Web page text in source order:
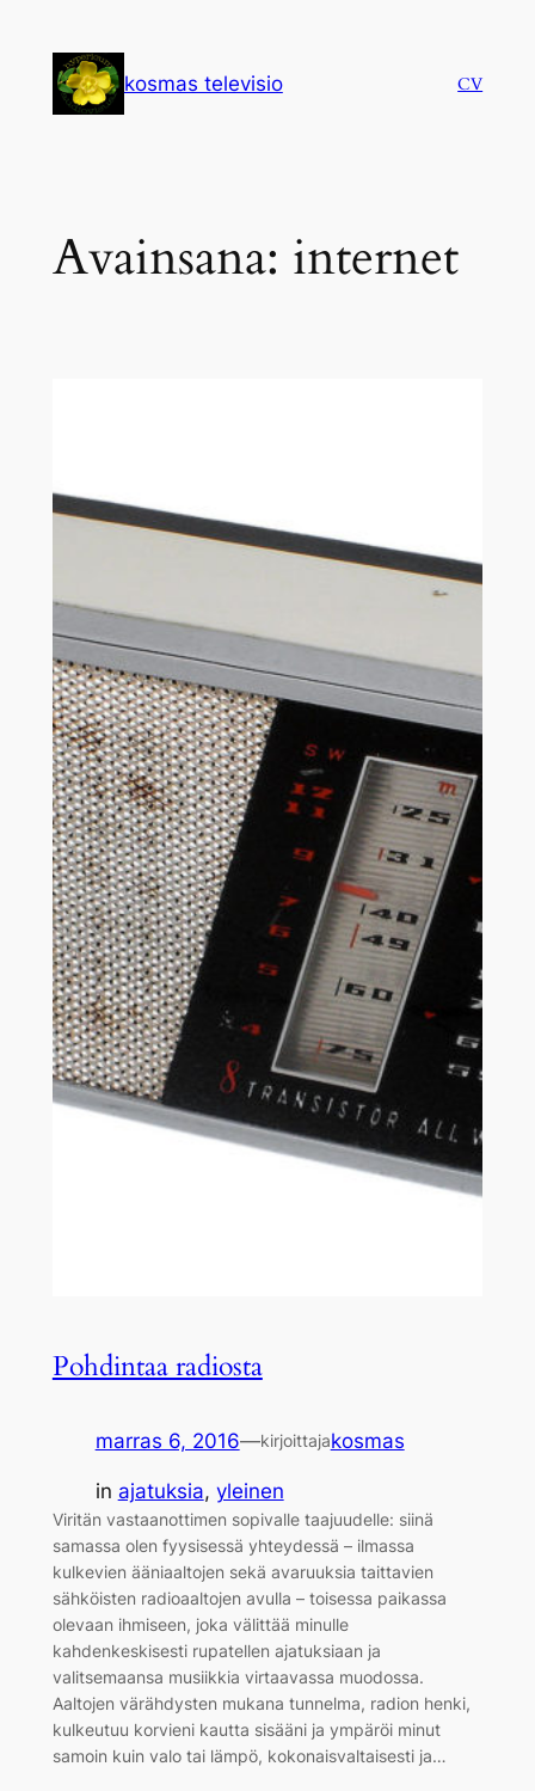
sisältöön
kosmas televisio
CV
Avainsana: internet
Pohdintaa radiosta
marras 6, 2016—kirjoittajakosmas
in ajatuksia, yleinen
Viritän vastaanottimen sopivalle taajuudelle: siinä
samassa olen fyysisessä yhteydessä – ilmassa
kulkevien ääniaaltojen sekä avaruuksia taittavien
sähköisten radioaaltojen avulla – toisessa paikassa
olevaan ihmiseen, joka välittää minulle
kahdenkeskisesti rupatellen ajatuksiaan ja
valitsemaansa musiikkia virtaavassa muodossa.
Aaltojen värähdysten mukana tunnelma, radion henki,
kulkeutuu korvieni kautta sisääni ja ympäröi minut
samoin kuin valo tai lämpö, kokonaisvaltaisesti ja…